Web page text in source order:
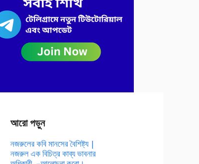
আরো পড়ুন
নজরুলের কবি মানসের বৈশিষ্ট্য |
নজরুল এক বিচিত্র কাব্য ভাবনার